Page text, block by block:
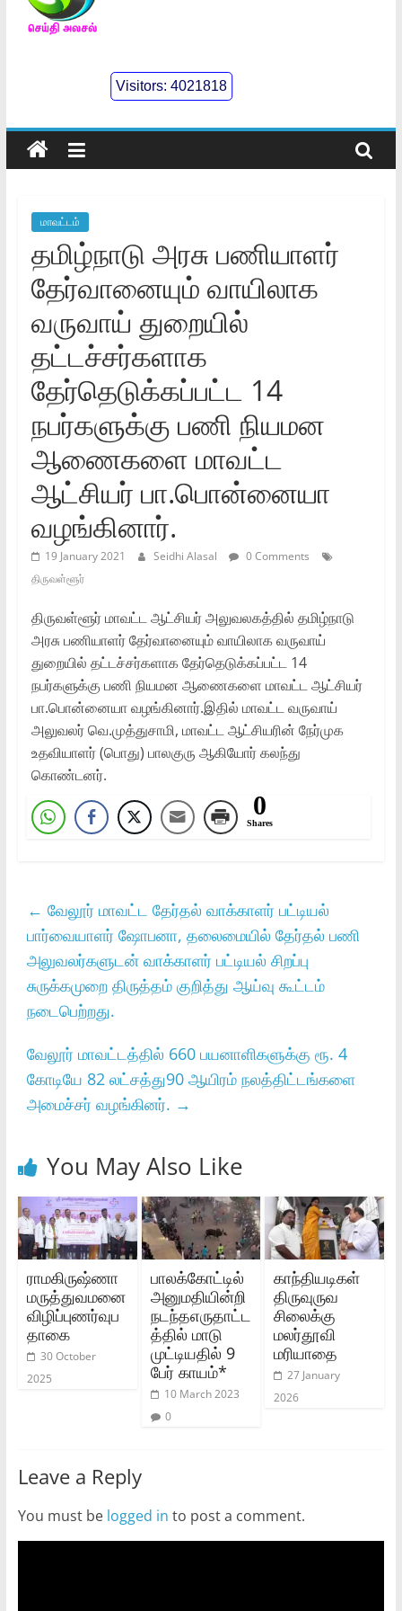
செய்திஅலசல்
Seidhialasal
Tamil
Online
Visitors:4021818
மாவட்டம்
தமிழ்நாடு அரசு பணியாளர்
தேர்வானையும் வாயிலாக
வருவாய் துறையில்
தட்டச்சர்களாக
தேர்தெடுக்கப்பட்ட 14
நபர்களுக்கு பணி நியமன
ஆணைகளை மாவட்ட
ஆட்சியர் பா.பொன்னையா
வழங்கினார்.
19 January 2021 Seidhi Alasal
0 Comments
திருவள்ளூர்
திருவள்ளூர் மாவட்ட ஆட்சியர் அலுவலகத்தில் தமிழ்நாடு
அரசு பணியாளர் தேர்வானையும் வாயிலாக வருவாய்
துறையில் தட்டச்சர்களாக தேர்தெடுக்கப்பட்ட 14
நபர்களுக்கு பணி நியமன ஆணைகளை மாவட்ட ஆட்சியர்
பா.பொன்னையா வழங்கினார்.இதில் மாவட்ட வருவாய்
அலுவலர் வெ.முத்துசாமி, மாவட்ட ஆட்சியரின் நேர்முக
உதவியாளர் (பொது) பாலகுரு ஆகியோர் கலந்து
கொண்டனர்.
0
Shares
← வேலூர் மாவட்ட தேர்தல் வாக்காளர் பட்டியல்
பார்வையாளர் ஷோபனா, தலைமையில் தேர்தல் பணி
அலுவலர்களுடன் வாக்காளர் பட்டியல் சிறப்பு
சுருக்கமுறை திருத்தம் குறித்து ஆய்வு கூட்டம்
நடைபெற்றது.
வேலூர் மாவட்டத்தில் 660 பயனாளிகளுக்கு ரூ. 4
கோடியே 82 லட்சத்து90 ஆயிரம் நலத்திட்டங்களை
அமைச்சர் வழங்கினர். →
You May Also Like
ராமகிருஷ்ணா
மருத்துவமனை
விழிப்புணர்வுப
தாகை
30 October
2025
பாலக்கோட்டில்
அனுமதியின்றி
நடந்தஎருதாட்ட
த்தில் மாடு
முட்டியதில் 9
பேர் காயம்*
10 March 2023
0
காந்தியடிகள்
திருவுருவ
சிலைக்கு
மலர்தூவி
மரியாதை
27 January
2026
Leave a Reply
You must be logged in to post a comment.